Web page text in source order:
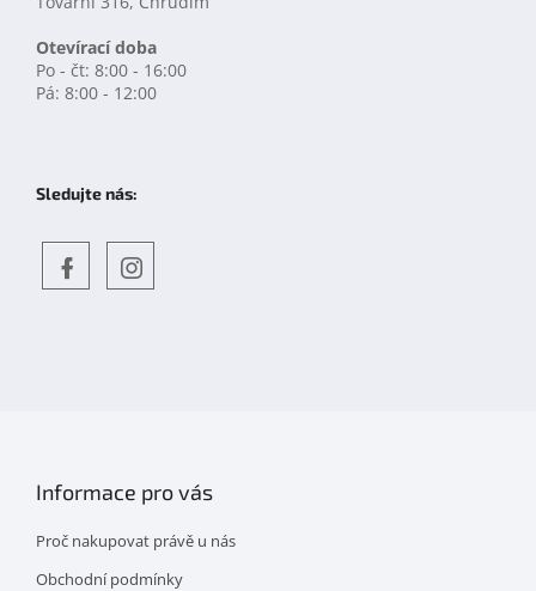
Otevírací doba
Po - čt: 8:00 - 16:00
Pá: 8:00 - 12:00
Sledujte nás:
Informace pro vás
Proč nakupovat právě u nás
Obchodní podmínky